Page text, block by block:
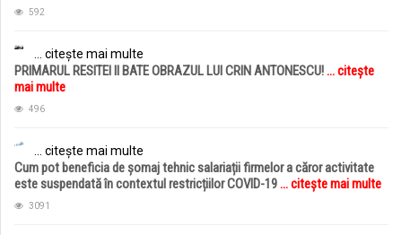
592
... citește mai multe
PRIMARUL RESITEI II BATE OBRAZUL LUI CRIN ANTONESCU!... citește
mai multe
496
... citește mai multe
Cum pot beneficia de șomaj tehnic salariații firmelor a căror activitate
este suspendată în contextul restricțiilor COVID-19... citește mai multe
3091